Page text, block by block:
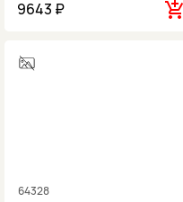
9643 ₽
64328